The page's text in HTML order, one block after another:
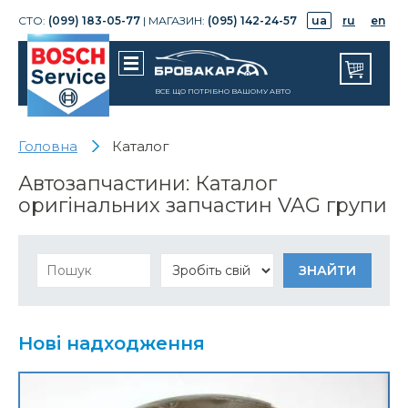
СТО: (099) 183-05-77 | МАГАЗИН: (095) 142-24-57 ua ru en
ВСЕ ЩО ПОТРІБНО ВАШОМУ АВТО
Головна Каталог
Автозапчастини: Каталог
оригінальних запчастин VAG групи
Нові надходження
Корпус механизма изменен. фаз